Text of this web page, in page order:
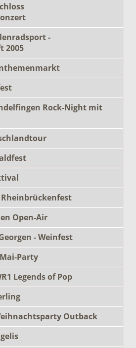
-
2005
Rock-Night mit
Open-Air
- Weinfest
Party
Legends of Pop
Outback